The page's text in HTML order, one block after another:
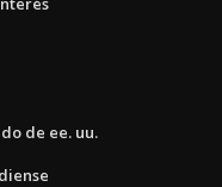
de ee. uu.